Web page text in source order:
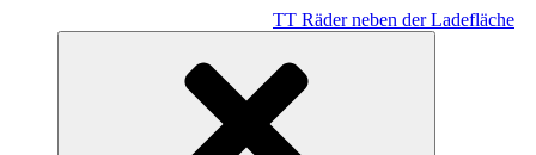
TT Räder neben der Ladefläche